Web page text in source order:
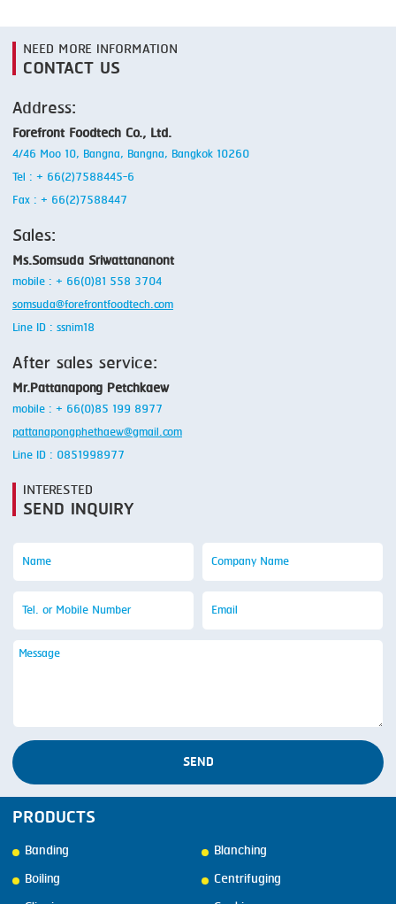
NEED MORE INFORMATION
CONTACT US
Address:
Forefront Foodtech Co., Ltd.
4/46 Moo 10, Bangna, Bangna, Bangkok 10260
Tel : + 66(2)7588445-6
Fax : + 66(2)7588447
Sales:
Ms.Somsuda Sriwattananont
mobile : + 66(0)81 558 3704
somsuda@forefrontfoodtech.com
Line ID : ssnim18
After sales service:
Mr.Pattanapong Petchkaew
mobile : + 66(0)85 199 8977
pattanapongphethaew@gmail.com
Line ID : 0851998977
INTERESTED
SEND INQUIRY
SEND
PRODUCTS
Banding
Blanching
Boiling
Centrifuging